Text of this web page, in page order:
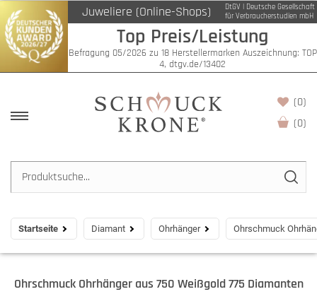
Juweliere (Online-Shops)
DtGV | Deutsche Gesellschaft
für Verbraucherstudien mbH
Top Preis/Leistung
Befragung 05/2026 zu 18 Herstellermarken Auszeichnung: TOP
4, dtgv.de/13402
(0)
(0)
Startseite Diamant Ohrhänger Ohrschmuck
Ohrschmuck Ohrhänger aus 750 Weißgold 775 Diamanten